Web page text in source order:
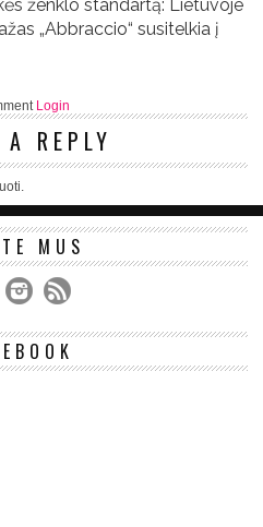
ženklo standartą: Lietuvoje
„Abbraccio“ susitelkia į
Login
A REPLY
MUS